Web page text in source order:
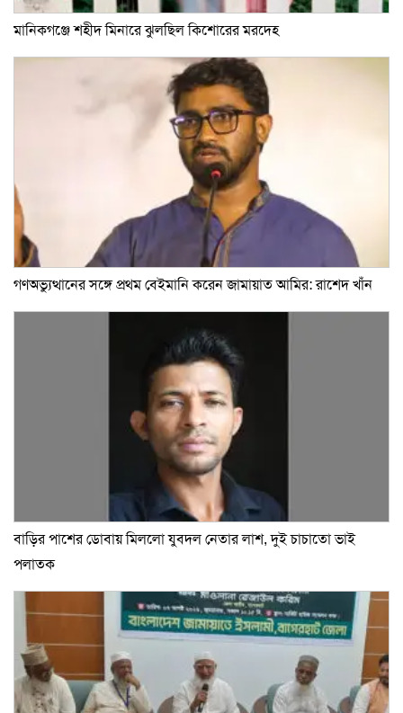
মানিকগঞ্জে শহীদ মিনারে ঝুলছিল কিশোরের মরদেহ
গণঅভ্যুত্থানের সঙ্গে প্রথম বেইমানি করেন জামায়াত আমির: রাশেদ খাঁন
বাড়ির পাশের ডোবায় মিললো যুবদল নেতার লাশ, দুই চাচাতো ভাই
পলাতক